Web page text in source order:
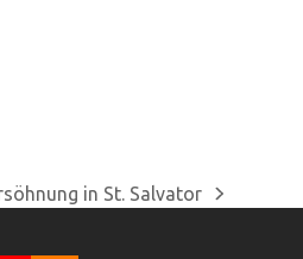
in St. Salvator